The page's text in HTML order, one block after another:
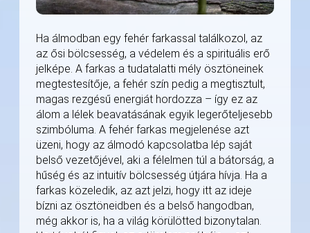
Ha álmodban egy fehér farkassal találkozol, az
az ősi bölcsesség, a védelem és a spirituális erő
jelképe. A farkas a tudatalatti mély ösztöneinek
megtestesítője, a fehér szín pedig a megtisztult,
magas rezgésű energiát hordozza – így ez az
álom a lélek beavatásának egyik legerőteljesebb
szimbóluma. A fehér farkas megjelenése azt
üzeni, hogy az álmodó kapcsolatba lép saját
belső vezetőjével, aki a félelmen túl a bátorság, a
hűség és az intuitív bölcsesség útjára hívja. Ha a
farkas közeledik, az azt jelzi, hogy itt az ideje
bízni az ösztöneidben és a belső hangodban,
még akkor is, ha a világ körülötted bizonytalan.